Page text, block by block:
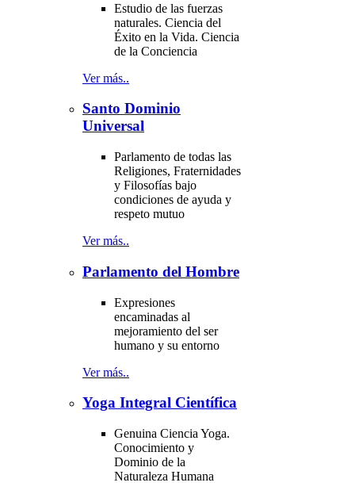
Estudio de las fuerzas
naturales. Ciencia del
Éxito en la Vida. Ciencia
de la Conciencia
Ver más..
Santo Dominio
Universal
Parlamento de todas las
Religiones, Fraternidades
y Filosofías bajo
condiciones de ayuda y
respeto mutuo
Ver más..
Parlamento del Hombre
Expresiones
encaminadas al
mejoramiento del ser
humano y su entorno
Ver más..
Yoga Integral Científica
Genuina Ciencia Yoga.
Conocimiento y
Dominio de la
Naturaleza Humana